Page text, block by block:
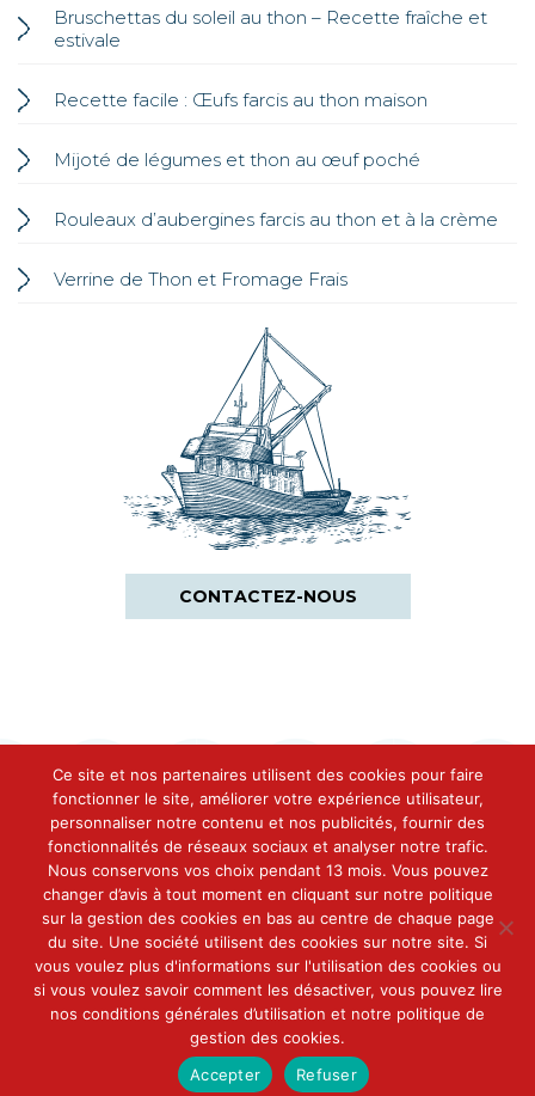
Bruschettas du soleil au thon – Recette fraîche et
estivale
Recette facile : Œufs farcis au thon maison
Mijoté de légumes et thon au œuf poché
Rouleaux d’aubergines farcis au thon et à la crème
Verrine de Thon et Fromage Frais
CONTACTEZ-NOUS
Ce site et nos partenaires utilisent des cookies pour faire
fonctionner le site, améliorer votre expérience utilisateur,
personnaliser notre contenu et nos publicités, fournir des
fonctionnalités de réseaux sociaux et analyser notre trafic.
Nous conservons vos choix pendant 13 mois. Vous pouvez
changer d’avis à tout moment en cliquant sur notre politique
sur la gestion des cookies en bas au centre de chaque page
du site. Une société utilisent des cookies sur notre site. Si
vous voulez plus d'informations sur l'utilisation des cookies ou
si vous voulez savoir comment les désactiver, vous pouvez lire
nos conditions générales d’utilisation et notre politique de
gestion des cookies.
Accepter
Refuser
Contact
Conserveries Des Cinq Océans
Immeuble The Curve
48-50 Avenue du Général De Gaulle
92800 Puteaux
Tel. 01 47 17 10 90
© Conserveries Des Cinq Océans •
Mentions légales
Conditions Générales d’Utilisation
Politique de gestion des cookies
Réalisé par l’agence O’communication